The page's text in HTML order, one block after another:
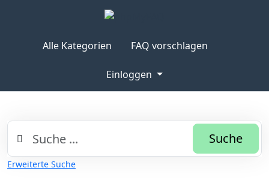
Alle Kategorien FAQ vorschlagen
Einloggen
Suche
Erweiterte Suche